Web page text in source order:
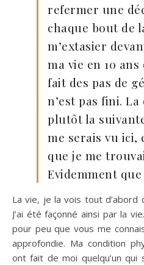
refermer une
chaque bout de
m’extasier
ma vie en 10 ans
fait des pas de
n’est pas fini.
plutôt la
me serais vu ici,
que je me
Evidemment
La vie, je la vois tout d’abord comme un combat à mener.
J’ai été façonné ainsi par la
pour peu que vous me
approfondie. Ma condition
ont fait de moi quelqu’un qui